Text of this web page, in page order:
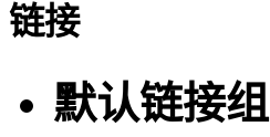
链接
默认链接组